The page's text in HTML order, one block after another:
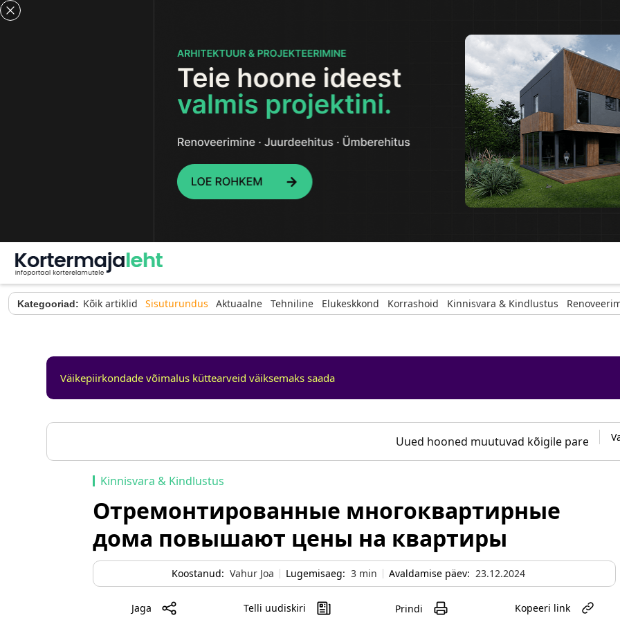
Kategooriad: Kõik artiklid Sisuturundus Aktuaalne Tehniline Elukeskkond Korrashoid Kinnisvara & Kindlustus
Väikepiirkondade võimalus küttearveid väiksemaks saada
Uued hooned muutuvad kõigile paremini
Kinnisvara & Kindlustus
Отремонтированные многоквартирные
дома повышают цены на квартиры
Koostanud: Vahur Joa Lugemisaeg: 3 min Avaldamise päev: 23.12.2024
Jaga Telli uudiskiri Prindi Kopeeri link